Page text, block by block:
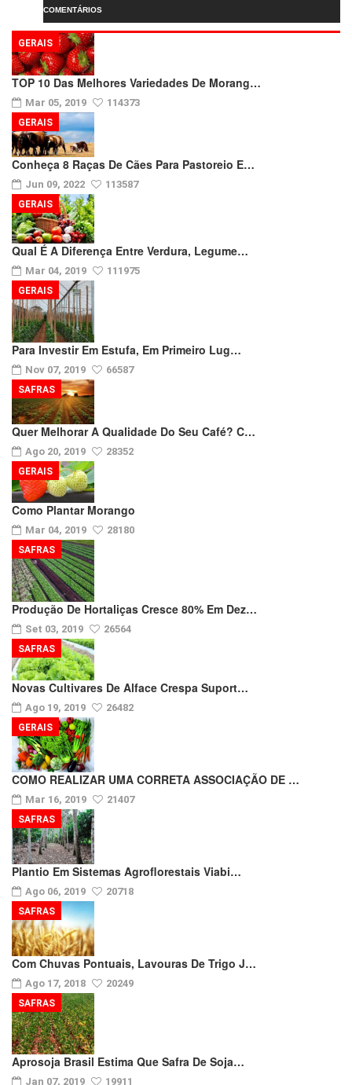
COMENTÁRIOS
TOP 10 Das Melhores Variedades De Morang…
Mar 05, 2019 114373
GERAIS
Conheça 8 Raças De Cães Para Pastoreio E…
Jun 09, 2022 113587
GERAIS
Qual É A Diferença Entre Verdura, Legume…
Mar 04, 2019 111975
GERAIS
Para Investir Em Estufa, Em Primeiro Lug…
Nov 07, 2019 66587
GERAIS
Quer Melhorar A Qualidade Do Seu Café? C…
Ago 20, 2019 28352
SAFRAS
Como Plantar Morango
Mar 04, 2019 28180
GERAIS
Produção De Hortaliças Cresce 80% Em Dez…
Set 03, 2019 26564
SAFRAS
Novas Cultivares De Alface Crespa Suport…
Ago 19, 2019 26482
SAFRAS
COMO REALIZAR UMA CORRETA ASSOCIAÇÃO DE …
Mar 16, 2019 21407
GERAIS
Plantio Em Sistemas Agroflorestais Viabi…
Ago 06, 2019 20718
SAFRAS
Com Chuvas Pontuais, Lavouras De Trigo J…
Ago 17, 2018 20249
SAFRAS
Aprosoja Brasil Estima Que Safra De Soja…
Jan 07, 2019 19911
SAFRAS